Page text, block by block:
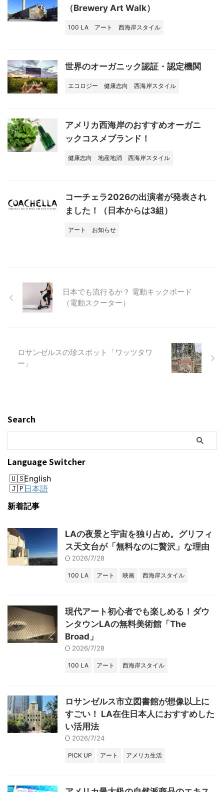
（Brewery Art Walk）
100 LA アート 西海岸スタイル
世界のオーガニック認証・認定機関
エコロジー 健康志向 西海岸スタイル
アメリカ西海岸のおすすめオーガニ
ックコスメブランド！
健康志向 地産地消 西海岸スタイル
コーチェラ2026の出演者が発表され
ました！（日本からは3組）
アート お知らせ
日本でも流行るか？ 電動キックボード
（電動スクーター）
ロサンゼルスの珍スポット「ワッツタワ
ー」
Search
Language Switcher
English
日本語
新着記事
LAの夜景と宇宙を独り占め。グリフィ
ス天文台が「無料なのに贅沢」な理由
2026/7/28
100 LA アート 映画 西海岸スタイル
現代アート初心者でも楽しめる！ダウ
ンタウンLAの無料美術館「The
Broad」
2026/7/28
100 LA アート 西海岸スタイル
ロサンゼルス市立図書館が想像以上に
すごい！ LA在住日本人におすすめした
い活用法
2026/7/24
PICK UP アート アメリカ生活